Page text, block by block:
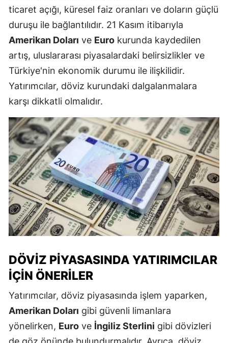
ticaret açığı, küresel faiz oranları ve doların güçlü
duruşu ile bağlantılıdır. 21 Kasım itibarıyla
Amerikan Doları ve Euro kurunda kaydedilen
artış, uluslararası piyasalardaki belirsizlikler ve
Türkiye'nin ekonomik durumu ile ilişkilidir.
Yatırımcılar, döviz kurundaki dalgalanmalara
karşı dikkatli olmalıdır.
DÖVIZ PIYASASINDA YATIRIMCILAR
İÇIN ÖNERILER
Yatırımcılar, döviz piyasasında işlem yaparken,
Amerikan Doları gibi güvenli limanlara
yönelirken, Euro ve İngiliz Sterlini gibi dövizleri